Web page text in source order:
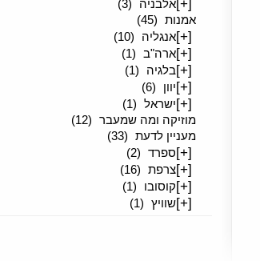
אלבניה
(3)
אמנות (45)
[+]אנגליה (10)
[+]ארה"ב (1)
[+]בלגיה (1)
[+]יוון (6)
[+]ישראל (1)
מוזיקה ומה שמעבר (12)
מעניין לדעת (33)
[+]ספרד (2)
[+]צרפת (16)
[+]קוסובו (1)
[+]שוויץ (1)